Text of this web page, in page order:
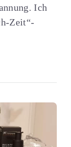
Ich
Zeit“-